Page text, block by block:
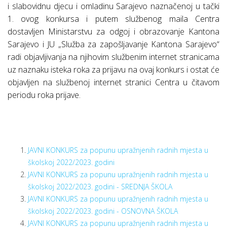
i slabovidnu djecu i omladinu Sarajevo naznačenoj u tački
1. ovog konkursa i putem službenog maila Centra
dostavljen Ministarstvu za odgoj i obrazovanje Kantona
Sarajevo i JU „Služba za zapošljavanje Kantona Sarajevo“
radi objavljivanja na njihovim službenim internet stranicama
uz naznaku isteka roka za prijavu na ovaj konkurs i ostat će
objavljen na službenoj internet stranici Centra u čitavom
periodu roka prijave.
JAVNI KONKURS za popunu upražnjenih radnih mjesta u
školskoj 2022/2023. godini
JAVNI KONKURS za popunu upražnjenih radnih mjesta u
školskoj 2022/2023. godini - SREDNJA ŠKOLA
JAVNI KONKURS za popunu upražnjenih radnih mjesta u
školskoj 2022/2023. godini - OSNOVNA ŠKOLA
JAVNI KONKURS za popunu upražnjenih radnih mjesta u